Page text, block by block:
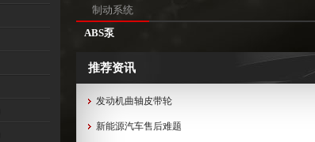
制动系统
ABS泵
推荐资讯
发动机曲轴皮带轮
新能源汽车售后难题